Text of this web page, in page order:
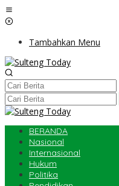
Lewati
ke
Tambahkan Menu
BERANDA
Nasional
Internasional
Hukum
Politika